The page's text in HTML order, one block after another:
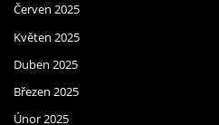
Červen 2025
Květen 2025
Duben 2025
Březen 2025
Únor 2025